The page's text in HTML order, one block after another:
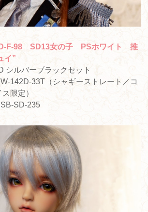
F-98 SD13女の子 PSホワイト 推
イ”
シルバーブラックセット
142D-33T（シャギーストレート／コ
限定）
SD-235